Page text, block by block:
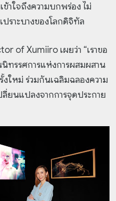
าใจถึงความบกพร่อง ไม่
ราะบางของโลกดิจิทัล
of Xumiiro เผยว่า “เราขอ
ทรรศการแห่งการผสมผสาน
งใหม่ ร่วมกันเฉลิมฉลองความ
ลี่ยนแปลงจากการจุดประกาย